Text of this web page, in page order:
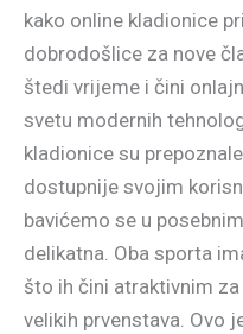
kako online kladionice
dobrodošlice za nove
štedi vrijeme i čini
svetu modernih
kladionice su
dostupnije svojim
bavićemo se u
delikatna. Oba sporta
što ih čini atraktivnim
velikih prvenstava. Ovo